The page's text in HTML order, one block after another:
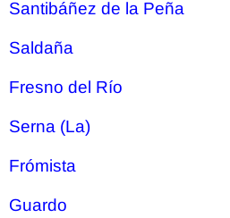
Santibáñez de la Peña
Saldaña
Fresno del Río
Serna (La)
Frómista
Guardo